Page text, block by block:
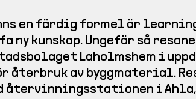
en färdig formel är
kunskap. Ungefär så
Laholmshem i
av byggmaterial.
i Ahla,